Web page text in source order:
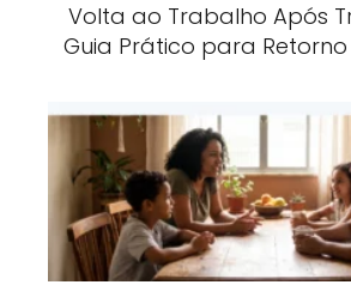
Volta ao Trabalho Após
Guia Prático para Retorno